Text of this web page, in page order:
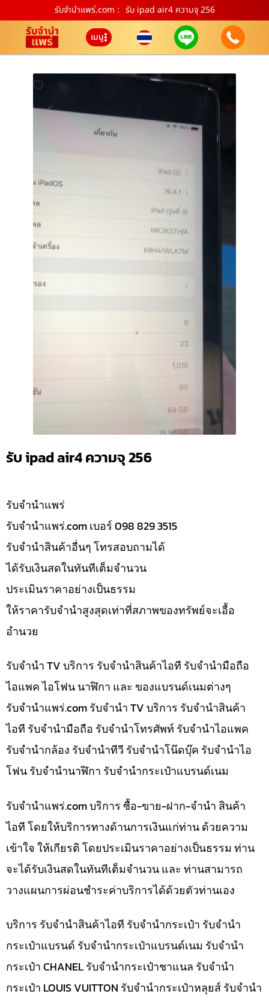
รับจํานําแพร่.com : รับ ipad air4 ความจุ 256
เมนู
รับ ipad air4 ความจุ 256
รับจํานำแพร่
รับจํานําแพร่.com เบอร์ 098 829 3515
รับจำนำสินค้าอื่นๆ โทรสอบถามได้
ได้รับเงินสดในทันทีเต็มจำนวน
ประเมินราคาอย่างเป็นธรรม
ให้ราคารับจำนำสูงสุดเท่าที่สภาพของทรัพย์จะเอื้อ
อำนวย
รับจำนำ TV บริการ รับจำนำสินค้าไอที รับจำนำมือถือ
ไอแพค ไอโฟน นาฬิกา และ ของแบรนด์เนมต่างๆ
รับจํานําแพร่.com รับจำนำ TV บริการ รับจำนำสินค้า
ไอที รับจำนำมือถือ รับจำนำโทรศัพท์ รับจำนำไอแพค
รับจำนำกล้อง รับจำนำทีวี รับจำนำโน๊ดบุ๊ค รับจำนำไอ
โฟน รับจำนำนาฬิกา รับจำนำกระเป๋าแบรนด์เนม
รับจํานําแพร่.com บริการ ซื้อ-ขาย-ฝาก-จำนำ สินค้า
ไอที โดยให้บริการทางด้านการเงินแก่ท่าน ด้วยความ
เข้าใจ ให้เกียรติ โดยประเมินราคาอย่างเป็นธรรม ท่าน
จะได้รับเงินสดในทันทีเต็มจำนวน และ ท่านสามารถ
วางแผนการผ่อนชำระค่าบริการได้ด้วยตัวท่านเอง
บริการ รับจำนำสินค้าไอที รับจำนำกระเป๋า รับจำนำ
กระเป๋าแบรนด์ รับจำนำกระเป๋าแบรนด์เนม รับจำนำ
กระเป๋า CHANEL รับจำนำกระเป๋าชาแนล รับจำนำ
กระเป๋า LOUIS VUITTON รับจำนำกระเป๋าหลุยส์ รับจำนำ